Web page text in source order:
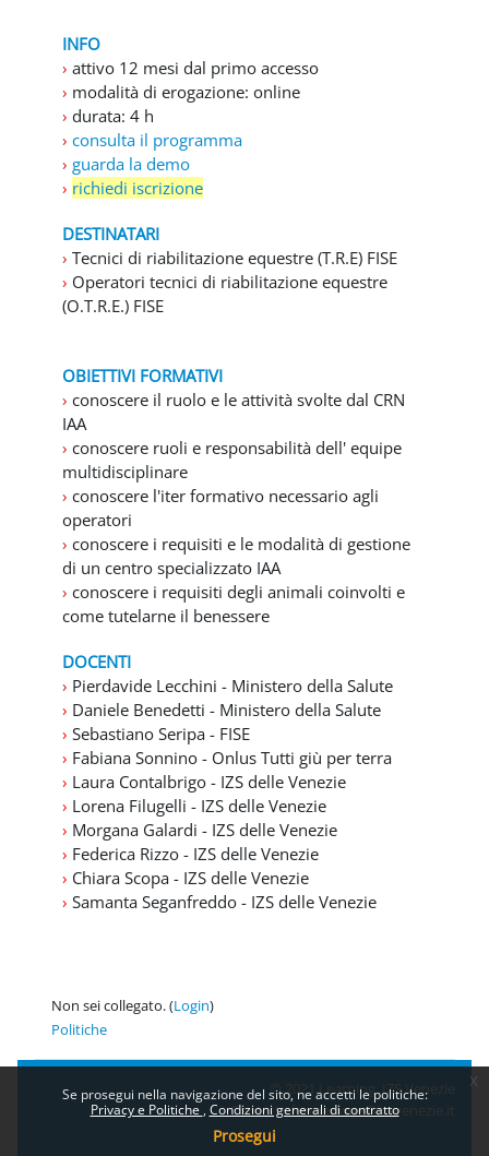
Se prosegui nella navigazione del sito, ne accetti le politiche:
Privacy e Politiche Condizioni generali di contratto
Prosegui
x
INFO
› attivo 12 mesi dal primo accesso
› modalità di erogazione: online
› durata: 4 h
› consulta il programma
› guarda la demo
› richiedi iscrizione
DESTINATARI
› Tecnici di riabilitazione equestre (T.R.E) FISE
› Operatori tecnici di riabilitazione equestre
(O.T.R.E.) FISE
OBIETTIVI FORMATIVI
› conoscere il ruolo e le attività svolte dal CRN
IAA
› conoscere ruoli e responsabilità dell' equipe
multidisciplinare
› conoscere l'iter formativo necessario agli
operatori
› conoscere i requisiti e le modalità di gestione
di un centro specializzato IAA
› conoscere i requisiti degli animali coinvolti e
come tutelarne il benessere
DOCENTI
› Pierdavide Lecchini - Ministero della Salute
› Daniele Benedetti - Ministero della Salute
› Sebastiano Seripa - FISE
› Fabiana Sonnino - Onlus Tutti giù per terra
› Laura Contalbrigo - IZS delle Venezie
› Lorena Filugelli - IZS delle Venezie
› Morgana Galardi - IZS delle Venezie
› Federica Rizzo - IZS delle Venezie
› Chiara Scopa - IZS delle Venezie
› Samanta Seganfreddo - IZS delle Venezie
Non sei collegato. (Login)
Politiche
© 2021 Learning IZS Venezie
Contatti:formazione@izsvenezie.it